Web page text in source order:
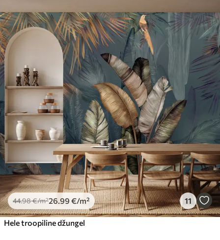
44.98€/m²26 .99 €/m² 11
Hele troopiline džungel